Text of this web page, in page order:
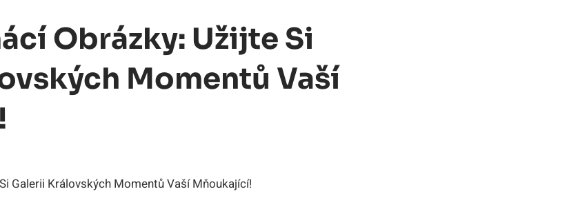
Obrázky: Užijte Si
Momentů Vaší